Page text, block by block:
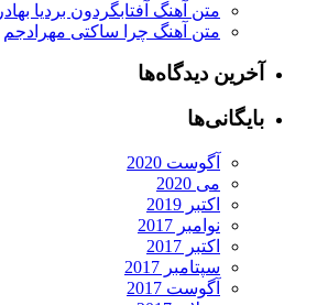
متن آهنگ آفتابگردون بردیا بهادر
متن آهنگ چرا ساکتی مهرادجم
آخرین دیدگاه‌ها
بایگانی‌ها
آگوست 2020
می 2020
اکتبر 2019
نوامبر 2017
اکتبر 2017
سپتامبر 2017
آگوست 2017